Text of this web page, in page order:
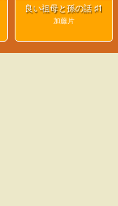
良い祖母と孫の話 ♯1
加藤片